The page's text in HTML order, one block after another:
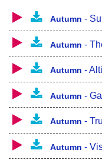
A final chance to
I'm way too skilled
I'm all too prone to
Yet again I'll try to
It's a promise I may
day
Autumn -
Autumn -
Autumn -
Autumn -
Autumn -
Autumn -